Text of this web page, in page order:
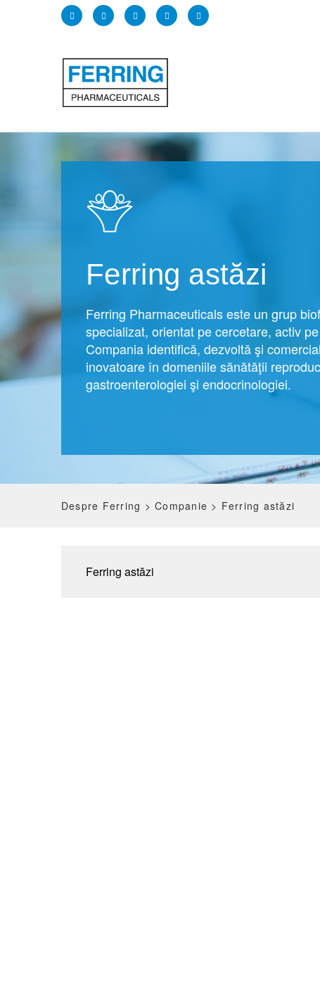
Ferring astăzi
Ferring Pharmaceuticals este un grup
specializat, orientat pe cercetare, activ
Compania identifică, dezvoltă şi
inovatoare în domeniile sănătăţii
gastroenterologiei şi endocrinologiei.
Despre Ferring >Companie > Ferring astăzi
Ferring astăzi